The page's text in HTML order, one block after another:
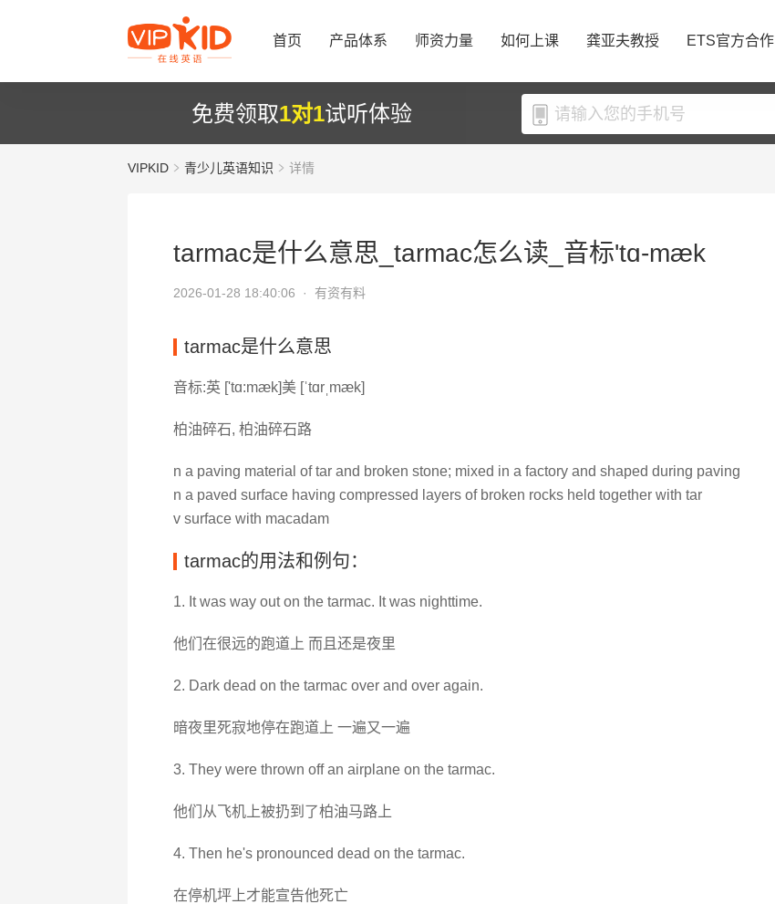
首页 产品体系 师资力量 如何上课 龚亚夫教授 ETS官方合作
免费领取1对1试听体验
VIPKID 青少儿英语知识 详情
tarmac是什么意思_tarmac怎么读_音标'tɑ-mæk
2026-01-28 18:40:06 · 有资有料
tarmac是什么意思
音标:英 ['tɑ:mæk]美 [ˈtɑrˌmæk]
柏油碎石, 柏油碎石路
n a paving material of tar and broken stone; mixed in a factory and shaped during paving
n a paved surface having compressed layers of broken rocks held together with tar
v surface with macadam
tarmac的用法和例句：
1. It was way out on the tarmac. It was nighttime.
他们在很远的跑道上 而且还是夜里
2. Dark dead on the tarmac over and over again.
暗夜里死寂地停在跑道上 一遍又一遍
3. They were thrown off an airplane on the tarmac.
他们从飞机上被扔到了柏油马路上
4. Then he's pronounced dead on the tarmac.
在停机坪上才能宣告他死亡